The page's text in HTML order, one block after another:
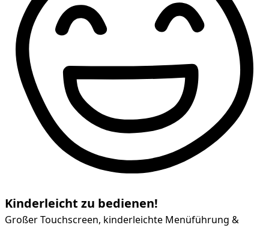
Kinderleicht zu bedienen!
Großer Touchscreen, kinderleichte Menüführung &